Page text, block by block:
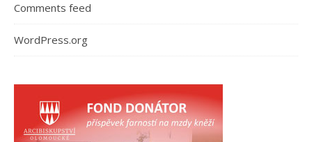
Comments feed
WordPress.org